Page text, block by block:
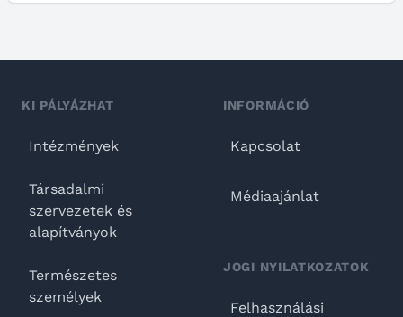
KI PÁLYÁZHAT
Intézmények
Társadalmi
szervezetek és
alapítványok
Természetes
személyek
INFORMÁCIÓ
Kapcsolat
Médiaajánlat
JOGI NYILATKOZATOK
Felhasználási